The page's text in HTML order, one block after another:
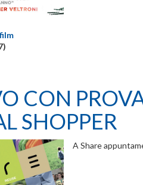
film
CON
SHOPPER
A Share